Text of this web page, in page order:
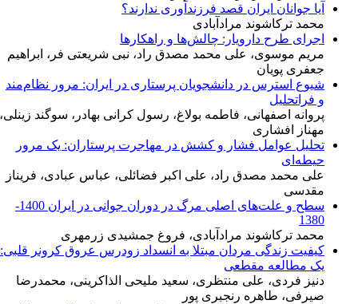
آیا جوانان ایران قصد فرزندآوری ندارند؟
محمد ترکاشوند مرادآبادی
اجرای طرح دارویار: چالش‌ها و راهکارها
مریم موسوی، علی محمد مصدق راد، نبی شریعتی فر، ابراهیم
جعفری پویان
شیوع استرس در دانشجویان پرستاری در ایران: مرور نظام‌مند
و فراتحلیل
پروانه اصفهانی، فاطمه بولاغ، رسول کرانی بهادر، سوگند زینلی،
مهناز افشاری
تحلیل عوامل فشار و کشش در مهاجرت پرستاران: یک مرور
حیطه‌ای
علی محمد مصدق راد، علی اکبر فضائلی، عباس عبادی، فریناز
مقدسی
سطح و علت‌های اصلی مرگ در دوران جوانی در ایران 1400-
1380
محمد ترکاشوند مرادآبادی، فروغ جمشیدی زرمهری
کیفیت زندگی مردان مبتلا به انسداد زودرس عروق کرونر قلبی:
یک مطالعه مقطعی
دنیز فردی، علی منتظری، سعید ملیحی الذاکرینی، محمدرضا
صیرفی، طاهره رنجبری پور